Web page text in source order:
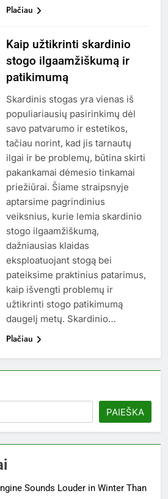
Plačiau
Kaip užtikrinti skardinio
stogo ilgaamžiškumą ir
patikimumą
Skardinis stogas yra vienas iš
populiariausių pasirinkimų dėl
savo patvarumo ir estetikos,
tačiau norint, kad jis tarnautų
ilgai ir be problemų, būtina skirti
pakankamai dėmesio tinkamai
priežiūrai. Šiame straipsnyje
aptarsime pagrindinius
veiksnius, kurie lemia skardinio
stogo ilgaamžiškumą,
dažniausias klaidas
eksploatuojant stogą bei
pateiksime praktinius patarimus,
kaip išvengti problemų ir
užtikrinti stogo patikimumą
daugelį metų. Skardinio…
Plačiau
PAIEŠKA
Sounds Louder in Winter Than